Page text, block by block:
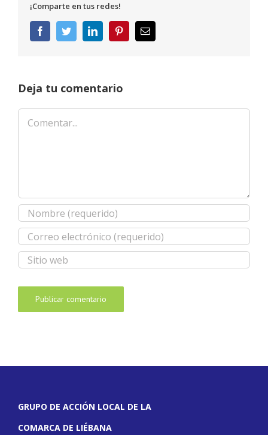
¡Comparte en tus redes!
FacebookTwitterLinkedInPinterestCorreo
electrónico
Deja tu comentario
Comentar
GRUPO DE ACCIÓN LOCAL DE LA
COMARCA DE LIÉBANA